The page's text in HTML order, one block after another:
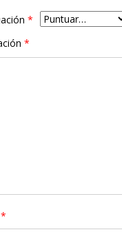
*
*
*